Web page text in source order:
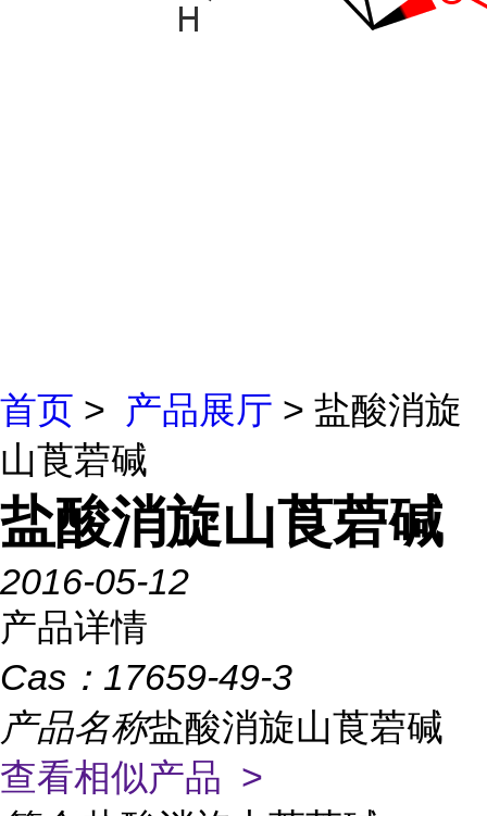
首页 > 产品展厅 > 盐酸消旋
山莨菪碱
盐酸消旋山莨菪碱
2016-05-12
产品详情
Cas： 17659-49-3
产品名称盐酸消旋山莨菪碱
查看相似产品 >